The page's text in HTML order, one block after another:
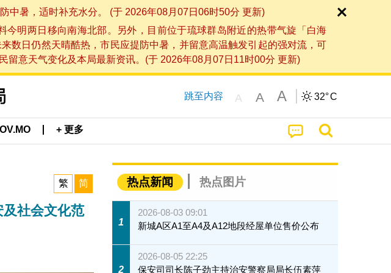
中暑，适时补充水分。 (于 2026年08月07日06时50分 更新)
明两日移向南海北部。另外，目前位于琉球群岛附近的热带气旋「白海
数日仍然天晴酷热，市民应提防中暑，并留意高温触发引起的强对流，可
意天气变化及本局最新资讯。(于 2026年08月07日11时00分 更新)
跳至内容 A A A 32°C
+ 更多
繁 简
及社会文化范
热点新闻 热点图片
1
2026-08-03 09:01
新城A区A1至A4及A12地段经屋单位售价公布
2
2026-08-05 22:25
保安司司长陈子劲主持治安警察局局长伍素萍